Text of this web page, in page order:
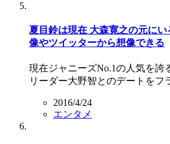
夏目鈴は現在 大森寛之の元に
像やツイッターから想像できる
現在ジャニーズNo.1の人気を誇
リーダー大野智とのデートを
2016/4/24
エンタメ